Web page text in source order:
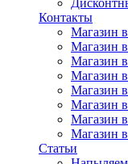
Контакты
Магазин
Магазин
Магазин
Магазин
Магазин
Магазин
Магазин
Магазин
Статьи